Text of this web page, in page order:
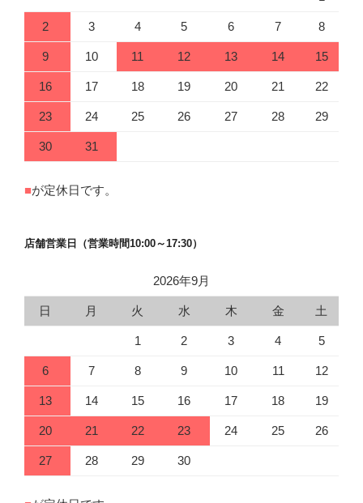
2 3 4 5 6 7 8
9 10 11 12 13 14 15
16 17 18 19 20 21 22
23 24 25 26 27 28 29
30 31
■が定休日です。
店舗営業日（営業時間10:00～17:30）
2026年9月
日 月 火 水 木 金 土
1 2 3 4 5
6 7 8 9 10 11 12
13 14 15 16 17 18 19
20 21 22 23 24 25 26
27 28 29 30